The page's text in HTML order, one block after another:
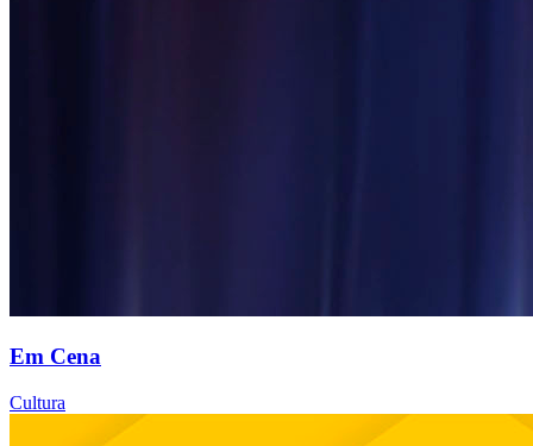
Em Cena
Cultura